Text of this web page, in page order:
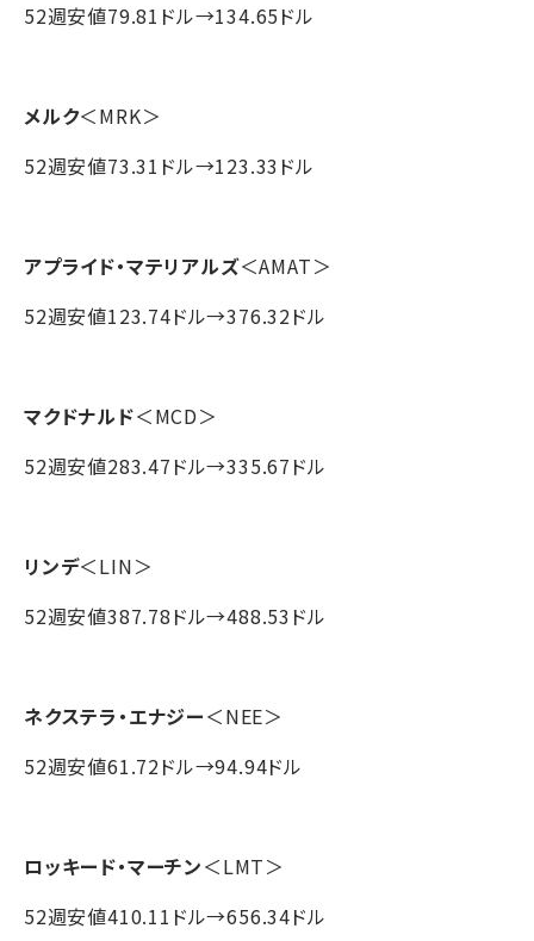
52週安値79.81ドル→134.65ドル
メルク＜MRK＞
52週安値73.31ドル→123.33ドル
アプライド・マテリアルズ＜AMAT＞
52週安値123.74ドル→376.32ドル
マクドナルド＜MCD＞
52週安値283.47ドル→335.67ドル
リンデ＜LIN＞
52週安値387.78ドル→488.53ドル
ネクステラ・エナジー＜NEE＞
52週安値61.72ドル→94.94ドル
ロッキード・マーチン＜LMT＞
52週安値410.11ドル→656.34ドル